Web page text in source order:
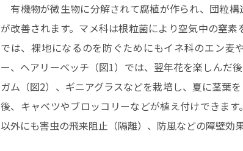
有機物が微生物に分解されて腐植が作られ、団粒
が改善されます。マメ科は根粒菌により空気中の窒
では、裸地になるのを防ぐためにもイネ科のエン麦
ー、ヘアリーベッチ（図1）では、翌年花を楽しんだ
ガム（図2）、ギニアグラスなどを栽培し、夏に茎葉
後、キャベツやブロッコリーなどが植え付けできま
以外にも害虫の飛来阻止（隔離）、防風などの障壁効